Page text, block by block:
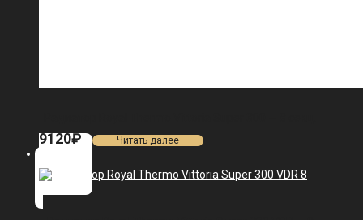
9120₽ Читать далее